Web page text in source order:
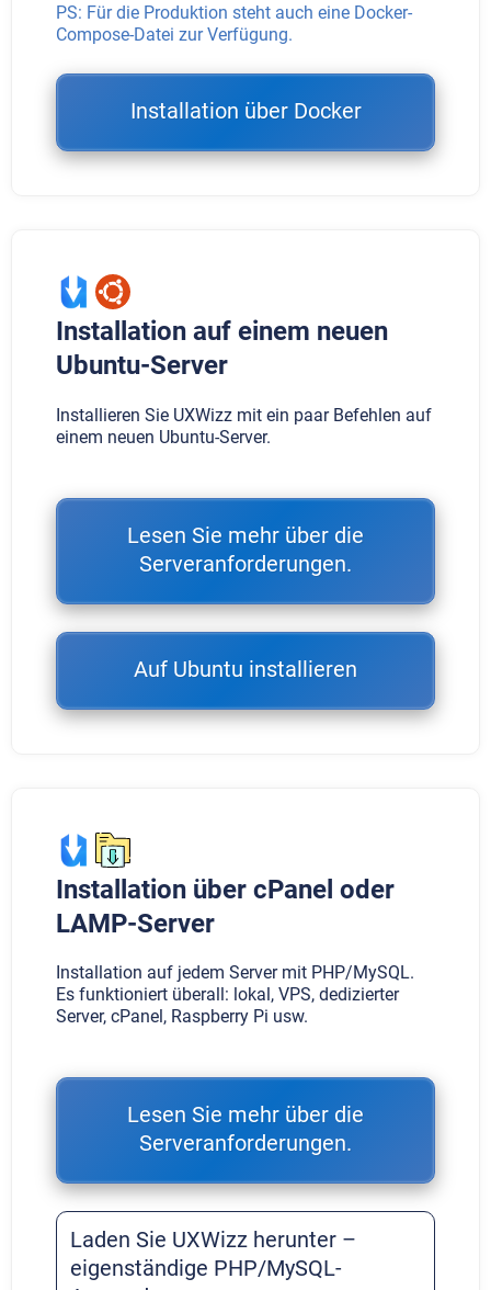
PS: Für die Produktion steht auch eine Docker-
Compose-Datei zur Verfügung.
Installation über Docker
Installation auf einem neuen
Ubuntu-Server
Installieren Sie UXWizz mit ein paar Befehlen auf
einem neuen Ubuntu-Server.
Lesen Sie mehr über die
Serveranforderungen.
Auf Ubuntu installieren
Installation über cPanel oder
LAMP-Server
Installation auf jedem Server mit PHP/MySQL.
Es funktioniert überall: lokal, VPS, dedizierter
Server, cPanel, Raspberry Pi usw.
Lesen Sie mehr über die
Serveranforderungen.
Laden Sie UXWizz herunter –
eigenständige PHP/MySQL-